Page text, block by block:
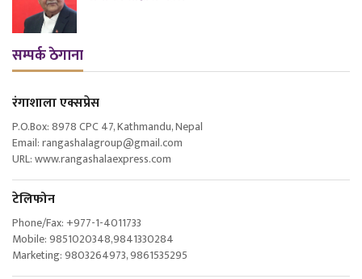
सम्पर्क ठेगाना
रंगाशाला एक्सप्रेस
P.O.Box: 8978 CPC 47, Kathmandu, Nepal
Email: rangashalagroup@gmail.com
URL: www.rangashalaexpress.com
टेलिफोन
Phone/Fax: +977-1-4011733
Mobile: 9851020348,9841330284
Marketing: 9803264973, 9861535295